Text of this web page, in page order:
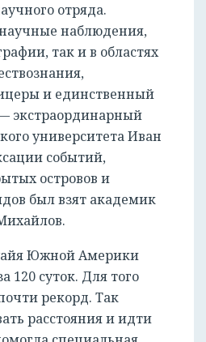
отряда.
наблюдения,
так и в областях
и единственный
экстраординарный
университета Иван
событий,
островов и
был взят академик
Южной Америки
120 суток. Для того
рекорд. Так
расстояния и идти